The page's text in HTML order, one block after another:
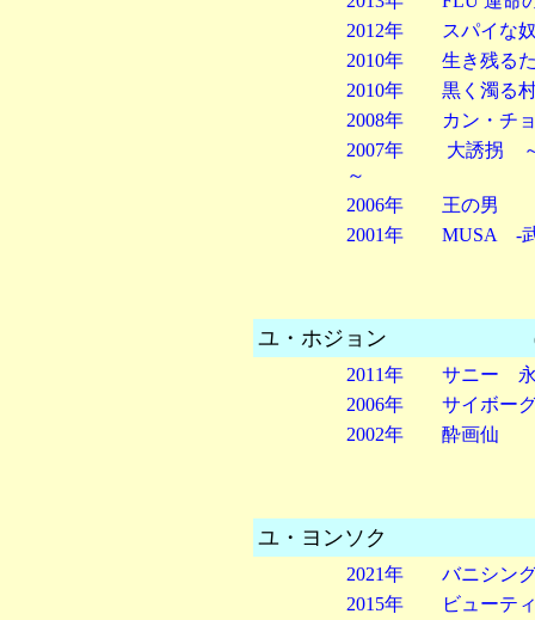
2012年 スパイ
2010年 生き残るた
2010年 黒く濁る
2008年 カン・チ
2007年 大誘拐 ～
～
2006年 王の男
2001年 MUSA -
ユ・ホジョン
2011年 サニー
2006年 サイボーグ
2002年 酔画仙
ユ・ヨンソク
2021年 バニシン
2015年 ビューティ